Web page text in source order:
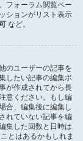
フォーラム閲覧ペー
ションがリスト表示
など。
のユーザーの記事を
したい記事の編集ボ
が作成されてから長
意ください。もし編
合、編集後に編集し
れていない記事を編
集した回数と日時は
とはあるかもしれま